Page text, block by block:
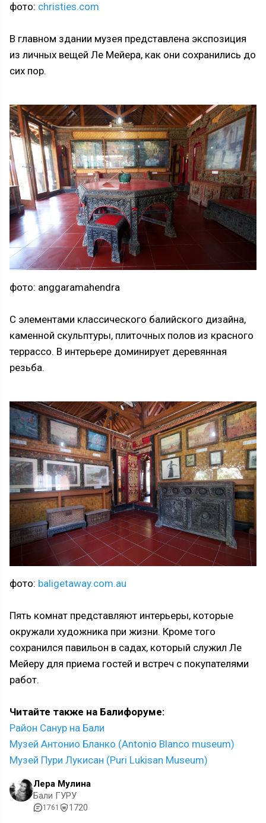
фото: christies.com
В главном здании музея представлена экспозиция
из личных вещей Ле Мейера, как они сохранились до
сих пор.
фото: anggaramahendra
С элементами классического балийского дизайна,
каменной скульптуры, плиточных полов из красного
террассо. В интерьере доминирует деревянная
резьба.
фото: baligetaway.com.au
Пять комнат представляют интерьеры, которые
окружали художника при жизни. Кроме того
сохранился павильон в садах, который служил Ле
Мейеру для приема гостей и встреч с покупателями
работ.
Читайте также на Балифоруме:
Район Санур на Бали
Музей Антонио Бланко (Antonio Blanco museum)
Музей Пури Лукисан (Puri Lukisan Museum)
Лера Мулина
Бали ГУРУ
1761 1720